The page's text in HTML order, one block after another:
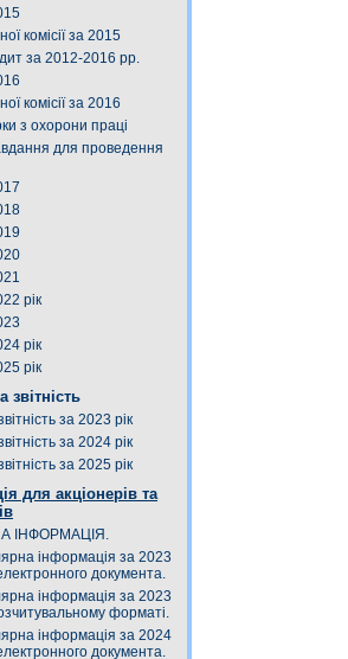
комісії за 2015
за 2012-2016 рр.
комісії за 2016
з охорони праці
для проведення
рік
рік
рік
звітність
за 2023 рік
за 2024 рік
за 2025 рік
для акціонерів та
ІНФОРМАЦІЯ.
інформація за 2023
документа.
інформація за 2023
форматі.
інформація за 2024
документа.